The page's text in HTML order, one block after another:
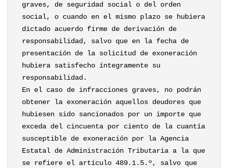
graves, de seguridad social o del orden
social, o cuando en el mismo plazo se hubiera
dictado acuerdo firme de derivación de
responsabilidad, salvo que en la fecha de
presentación de la solicitud de exoneración
hubiera satisfecho íntegramente su
responsabilidad.
En el caso de infracciones graves, no podrán
obtener la exoneración aquellos deudores que
hubiesen sido sancionados por un importe que
exceda del cincuenta por ciento de la cuantía
susceptible de exoneración por la Agencia
Estatal de Administración Tributaria a la que
se refiere el artículo 489.1.5.º, salvo que